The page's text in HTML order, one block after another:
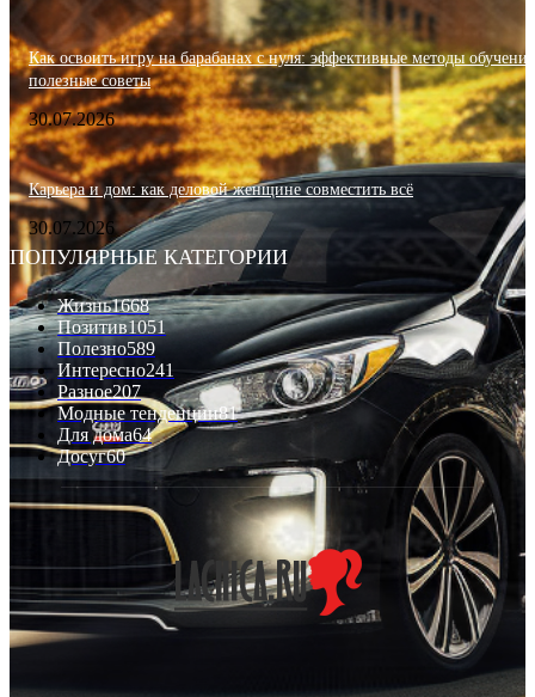
Как освоить игру на барабанах с нуля: эффективные методы
полезные советы
30.07.2026
Карьера и дом: как деловой женщине совместить всё
30.07.2026
ПОПУЛЯРНЫЕ КАТЕГОРИИ
Жизнь1668
Позитив1051
Полезно589
Интересно241
Разное207
Модные тенденции81
Для дома64
Досуг60